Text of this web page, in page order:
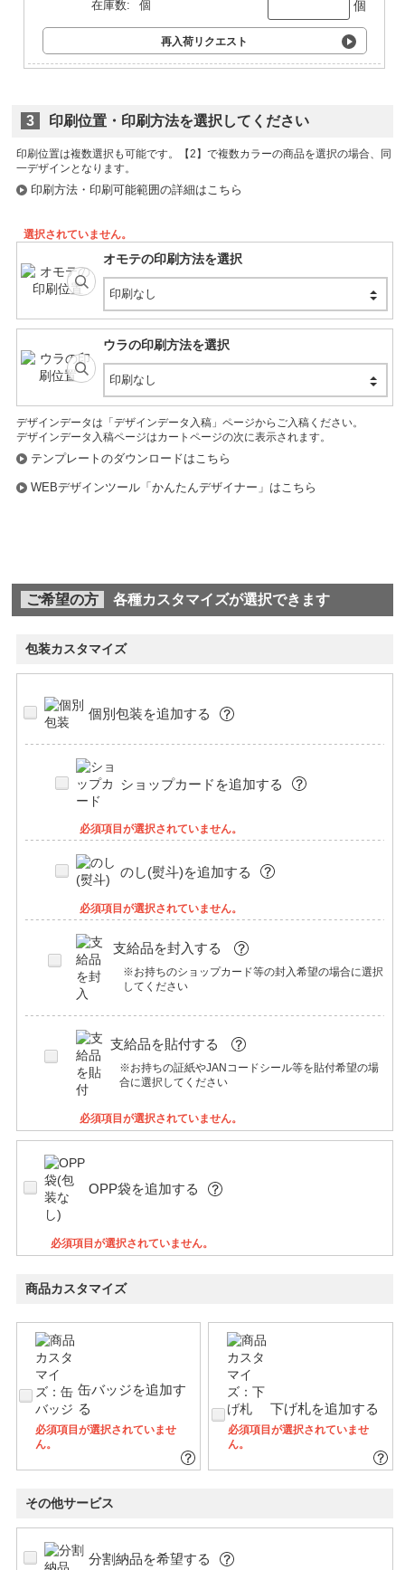
在庫数: 個 個
再入荷リクエスト
3 印刷位置・印刷方法を選択してください
印刷位置は複数選択も可能です。
印刷方法・印刷可能範囲の詳細はこちら
選択されていません。
オモテの印刷方法を選択
印刷なし
ウラの印刷方法を選択
印刷なし
デザインデータは「デザインデータ入稿」ページからご入稿ください。
デザインデータ入稿ページはカートページの次に表示されます。
テンプレートのダウンロードはこちら
WEBデザインツール「かんたんデザイナー」はこちら
ご希望の方 各種カスタマイズが選択できます
包装カスタマイズ
個別包装を追加する
ショップカードを追加する
必須項目が選択されていません。
のし(熨斗)を追加する
必須項目が選択されていません。
支給品を封入する
※お持ちのショップカード等の封入希望の場合に選択
してください
支給品を貼付する
※お持ちの証紙やJANコードシール等を貼付希望の場
合に選択してください
必須項目が選択されていません。
OPP袋を追加する
必須項目が選択されていません。
商品カスタマイズ
缶バッジを追加す
る
必須項目が選択されていませ
ん。
下げ札を追加する
必須項目が選択されていませ
ん。
その他サービス
分割納品を希望する